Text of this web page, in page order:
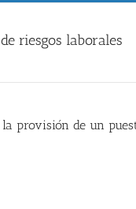
riesgos laborales
provisión de un